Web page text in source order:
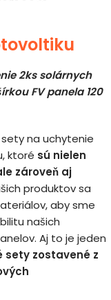
2ks solárnych
FV panela 120
na uchytenie
ktoré sú nielen
zároveň aj
produktov sa
aby sme
našich
Aj to je jeden
sety zostavené z